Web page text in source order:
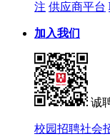
注 供应商平台
加入我们
诚
校园招聘社会